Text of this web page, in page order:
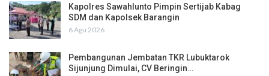
Kapolres Sawahlunto Pimpin Sertijab Kabag
SDM dan Kapolsek Barangin
6 Agu 2026
Pembangunan Jembatan TKR Lubuktarok
Sijunjung Dimulai, CV Beringin…